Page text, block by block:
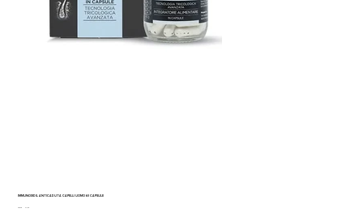
IMMUNOXIDIL ANTICADUTA CAPELLI UOMO 60 CAPSULE
Prezzo
Prezzo